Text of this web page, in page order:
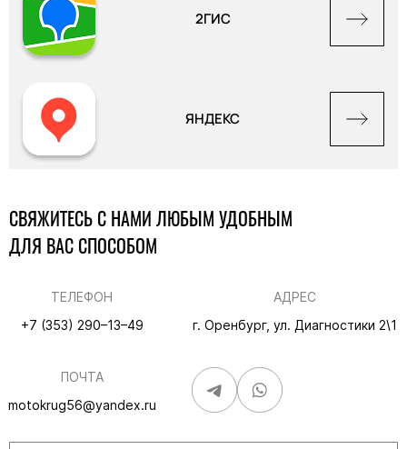
2ГИС
ЯНДЕКС
СВЯЖИТЕСЬ С НАМИ ЛЮБЫМ УДОБНЫМ
ДЛЯ ВАС СПОСОБОМ
ТЕЛЕФОН
+7 (353) 290–13–49
АДРЕС
г. Оренбург, ул. Диагностики 2\1
ПОЧТА
motokrug56@yandex.ru